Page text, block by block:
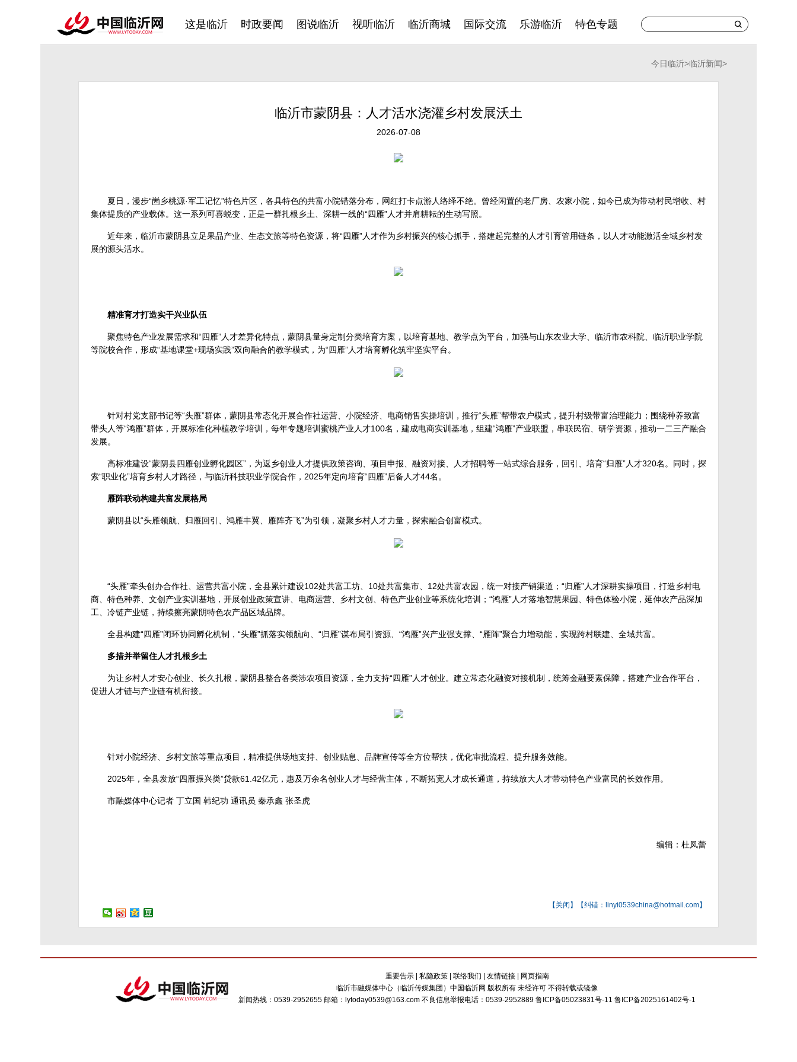
这是临沂 时政要闻 图说临沂 视听临沂 临沂商城 国际交流 乐游临沂 特色专题
今日临沂>临沂新闻>
临沂市蒙阴县：人才活水浇灌乡村发展沃土
2026-07-08
夏日，漫步“崮乡桃源·军工记忆”特色片区，各具特色的共富小院错落分布，网红打卡点游人络绎不绝。曾经闲置的老厂房、农家小院，如今已成为带动村民增收、村
集体提质的产业载体。这一系列可喜蜕变，正是一群扎根乡土、深耕一线的“四雁”人才并肩耕耘的生动写照。
近年来，临沂市蒙阴县立足果品产业、生态文旅等特色资源，将“四雁”人才作为乡村振兴的核心抓手，搭建起完整的人才引育管用链条，以人才动能激活全域乡村发
展的源头活水。
精准育才打造实干兴业队伍
聚焦特色产业发展需求和“四雁”人才差异化特点，蒙阴县量身定制分类培育方案，以培育基地、教学点为平台，加强与山东农业大学、临沂市农科院、临沂职业学院
等院校合作，形成“基地课堂+现场实践”双向融合的教学模式，为“四雁”人才培育孵化筑牢坚实平台。
针对村党支部书记等“头雁”群体，蒙阴县常态化开展合作社运营、小院经济、电商销售实操培训，推行“头雁”帮带农户模式，提升村级带富治理能力；围绕种养致富
带头人等“鸿雁”群体，开展标准化种植教学培训，每年专题培训蜜桃产业人才100名，建成电商实训基地，组建“鸿雁”产业联盟，串联民宿、研学资源，推动一二三产融合
发展。
高标准建设“蒙阴县四雁创业孵化园区”，为返乡创业人才提供政策咨询、项目申报、融资对接、人才招聘等一站式综合服务，回引、培育“归雁”人才320名。同时，探
索“职业化”培育乡村人才路径，与临沂科技职业学院合作，2025年定向培育“四雁”后备人才44名。
雁阵联动构建共富发展格局
蒙阴县以“头雁领航、归雁回引、鸿雁丰翼、雁阵齐飞”为引领，凝聚乡村人才力量，探索融合创富模式。
“头雁”牵头创办合作社、运营共富小院，全县累计建设102处共富工坊、10处共富集市、12处共富农园，统一对接产销渠道；“归雁”人才深耕实操项目，打造乡村电
商、特色种养、文创产业实训基地，开展创业政策宣讲、电商运营、乡村文创、特色产业创业等系统化培训；“鸿雁”人才落地智慧果园、特色体验小院，延伸农产品深加
工、冷链产业链，持续擦亮蒙阴特色农产品区域品牌。
全县构建“四雁”闭环协同孵化机制，“头雁”抓落实领航向、“归雁”谋布局引资源、“鸿雁”兴产业强支撑、“雁阵”聚合力增动能，实现跨村联建、全域共富。
多措并举留住人才扎根乡土
为让乡村人才安心创业、长久扎根，蒙阴县整合各类涉农项目资源，全力支持“四雁”人才创业。建立常态化融资对接机制，统筹金融要素保障，搭建产业合作平台，
促进人才链与产业链有机衔接。
针对小院经济、乡村文旅等重点项目，精准提供场地支持、创业贴息、品牌宣传等全方位帮扶，优化审批流程、提升服务效能。
2025年，全县发放“四雁振兴类”贷款61.42亿元，惠及万余名创业人才与经营主体，不断拓宽人才成长通道，持续放大人才带动特色产业富民的长效作用。
市融媒体中心记者 丁立国 韩纪功 通讯员 秦承鑫 张圣虎
编辑：杜凤蕾
【 关闭 】【纠错：linyi0539china@hotmail.com】